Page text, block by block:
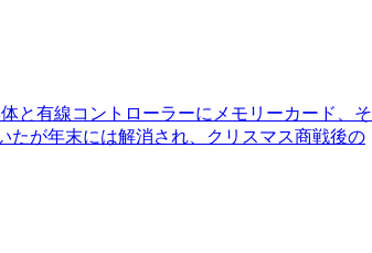
と有線コントローラーにメモリーカード、そ
たが年末には解消され、クリスマス商戦後の